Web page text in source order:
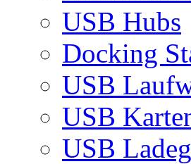
USB Hubs
Docking
USB
USB
USB